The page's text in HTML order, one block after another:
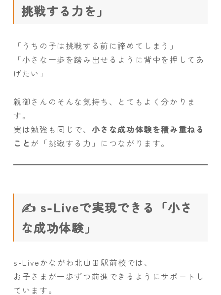
挑戦する力を」
「うちの子は挑戦する前に諦めてしまう」
「小さな一歩を踏み出せるように背中を押してあ
げたい」
親御さんのそんな気持ち、とてもよく分かりま
す。
実は勉強も同じで、 小さな成功体験を積み重ねる
こと が「挑戦する力」につながります。
✍️ s-Liveで実現できる「小さ
な成功体験」
s-Liveかながわ北山田駅前校では、
お子さまが一歩ずつ前進できるようにサポートし
ています。